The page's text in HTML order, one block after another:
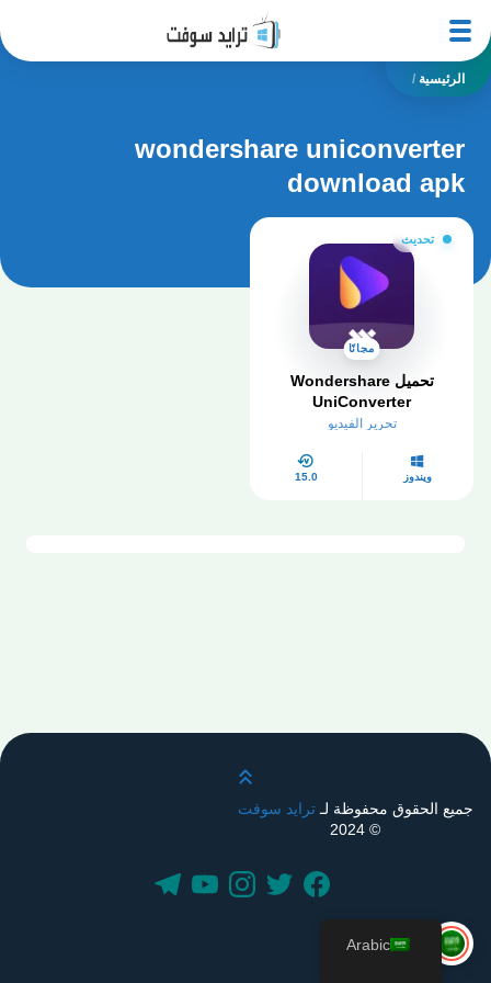
الرئيسية /
wondershare uniconverter
download apk
تحديث
مجانًا
تحميل Wondershare
UniConverter
تحرير الفيديو
ويندوز 15.0
قم بالتمرير لأعلى
جميع الحقوق محفوظة لـترايد سوفت
© 2024
Arabic